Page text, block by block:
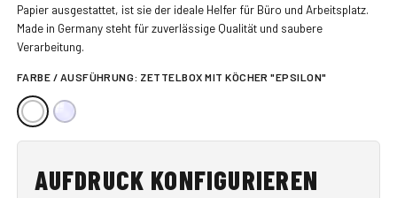
Papier ausgestattet, ist sie der ideale Helfer für Büro und Arbeitsplatz.
Made in Germany steht für zuverlässige Qualität und saubere
Verarbeitung.
FARBE / AUSFÜHRUNG: ZETTELBOX MIT KÖCHER "EPSILON"
AUFDRUCK KONFIGURIEREN